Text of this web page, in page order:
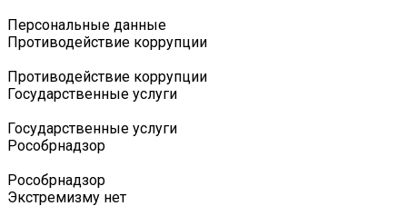
Персональные данные
Противодействие коррупции
Противодействие коррупции
Государственные услуги
Государственные услуги
Роcобрнадзор
Роcобрнадзор
Экстремизму нет